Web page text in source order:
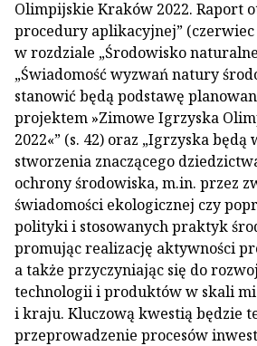
Olimpijskie Kraków 2022. Raport
procedury aplikacyjnej” (czerwiec
w rozdziale „Środowisko
„Świadomość wyzwań natury
stanowić będą podstawę
projektem »Zimowe Igrzyska
2022«” (s. 42) oraz „Igrzyska
stworzenia znaczącego
ochrony środowiska, m.in. przez
świadomości ekologicznej czy
polityki i stosowanych praktyk
promując realizację aktywności
a także przyczyniając się do
technologii i produktów w skali
i kraju. Kluczową kwestią będzie
przeprowadzenie procesów